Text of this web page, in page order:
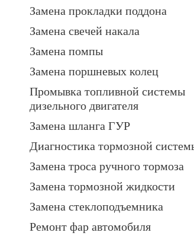
Замена прокладки поддона
Замена свечей накала
Замена помпы
Замена поршневых колец
Промывка топливной системы
дизельного двигателя
Замена шланга ГУР
Диагностика тормозной
Замена троса ручного тормоза
Замена тормозной жидкости
Замена стеклоподъемника
Ремонт фар автомобиля